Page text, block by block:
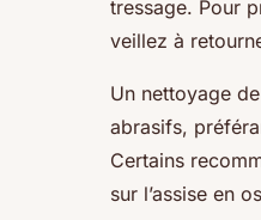
tressage. Pour
veillez à
Un nettoyage
abrasifs,
Certains
sur l’assise en